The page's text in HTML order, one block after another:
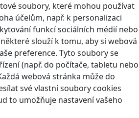
soubory, které mohou používat
účelům, např. k personalizaci
funkcí sociálních médií nebo
slouží k tomu, aby si webová
preference. Tyto soubory se
(např. do počítače, tabletu nebo
webová stránka může do
své vlastní soubory cookies
to umožňuje nastavení vašeho